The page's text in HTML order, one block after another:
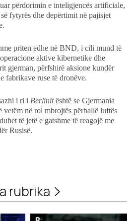
përdorimin e inteligjencës artificiale,
fytyrës dhe depërtimit në pajisjet
priten edhe në BND, i cili mund të
aktive kibernetike dhe
gjerman, përfshirë aksione kundër
fabrikave ruse të dronëve.
i ri i Berlinitështë se Gjermania
vetëm në rol mbrojtës përballë luftës
të jetë e gatshme të reagojë me
Rusisë.
rubrika